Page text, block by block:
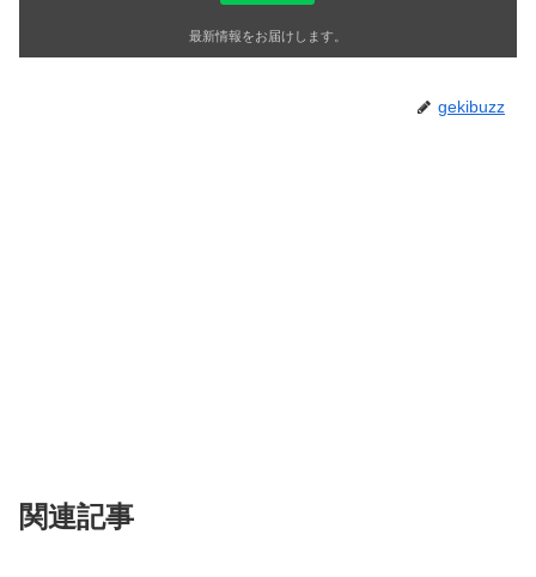
最新情報をお届けします。
gekibuzz
関連記事